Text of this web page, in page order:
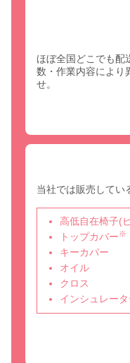
ほぼ全国どこでも配
数・作業内容により
せ。
当社では販売してい
高低自在椅子(
トップカバー※
キーカバー
オイル
クロス
インシュレー